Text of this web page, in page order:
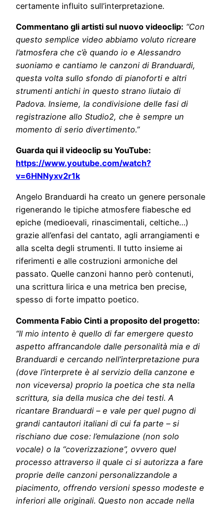
certamente influito sull’interpretazione.
Commentano gli artisti sul nuovo videoclip: “Con
questo semplice video abbiamo voluto ricreare
l’atmosfera che c’è quando io e Alessandro
suoniamo e cantiamo le canzoni di Branduardi,
questa volta sullo sfondo di pianoforti e altri
strumenti antichi in questo strano liutaio di
Padova. Insieme, la condivisione delle fasi di
registrazione allo Studio2, che è sempre un
momento di serio divertimento.”
Guarda qui il videoclip su YouTube:
https://www.youtube.com/watch?
v=6HNNyxv2r1k
Angelo Branduardi ha creato un genere personale
rigenerando le tipiche atmosfere fiabesche ed
epiche (medioevali, rinascimentali, celtiche…)
grazie all’enfasi del cantato, agli arrangiamenti e
alla scelta degli strumenti. Il tutto insieme ai
riferimenti e alle costruzioni armoniche del
passato. Quelle canzoni hanno però contenuti,
una scrittura lirica e una metrica ben precise,
spesso di forte impatto poetico.
Commenta Fabio Cinti a proposito del progetto:
“Il mio intento è quello di far emergere questo
aspetto affrancandole dalle personalità mia e di
Branduardi e cercando nell’interpretazione pura
(dove l’interprete è al servizio della canzone e
non viceversa) proprio la poetica che sta nella
scrittura, sia della musica che dei testi. A
ricantare Branduardi – e vale per quel pugno di
grandi cantautori italiani di cui fa parte – si
rischiano due cose: l’emulazione (non solo
vocale) o la “coverizzazione”, ovvero quel
processo attraverso il quale ci si autorizza a fare
proprie delle canzoni personalizzandole a
piacimento, offrendo versioni spesso modeste e
inferiori alle originali. Questo non accade nella